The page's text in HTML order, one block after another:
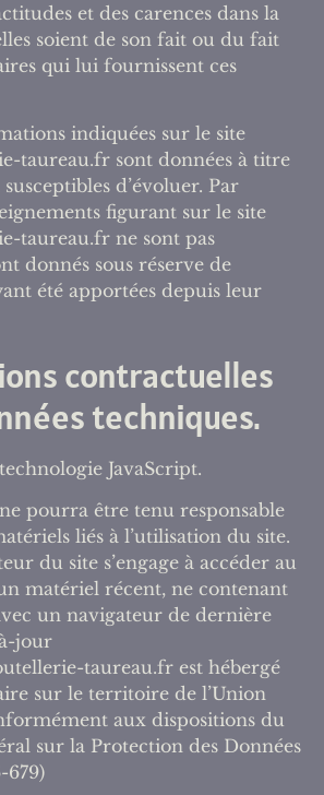
et des carences dans la
soient de son fait ou du fait
qui lui fournissent ces
indiquées sur le site
taureau.fr sont données à titre
d’évoluer. Par
figurant sur le site
taureau.fr ne sont pas
donnés sous réserve de
été apportées depuis leur
contractuelles
techniques.
JavaScript.
pourra être tenu responsable
liés à l’utilisation du site.
du site s’engage à accéder au
matériel récent, ne contenant
un navigateur de dernière
jour
taureau.fr est hébergé
sur le territoire de l’Union
aux dispositions du
sur la Protection des Données
679)